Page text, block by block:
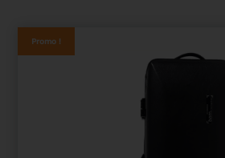
Promo !